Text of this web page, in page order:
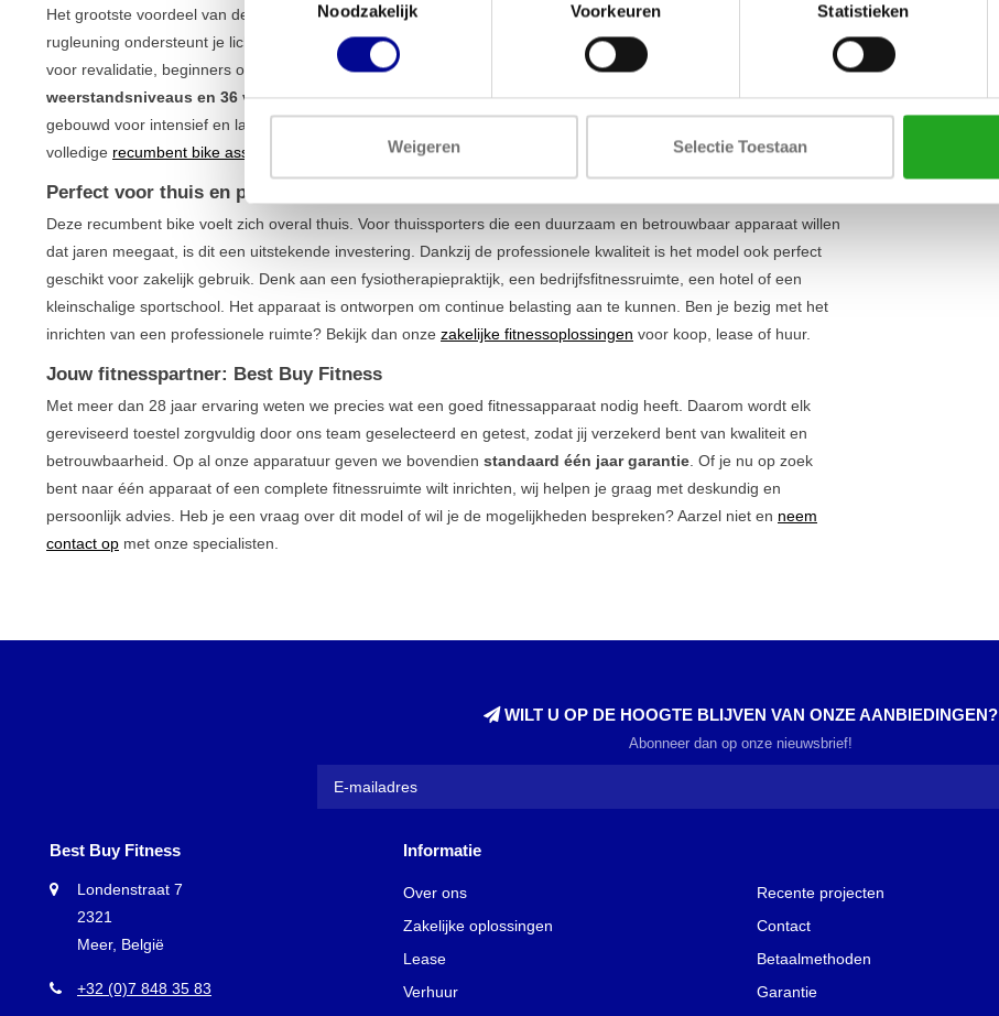
Noodzakelijk
Voorkeuren Statistieken
Weigeren Selectie Toestaan
Het grootste voordeel van de Life Fitness Integrity Recumbent Bike is het comfort. De ergonomische zitting met
rugleuning ondersteunt je lichaam, waardoor je gewrichten minimaal worden belast. Dit maakt de training ideaal
voor revalidatie, beginners of lange workouts. Maar laat je niet misleiden door het comfort: met maar liefst
weerstandsniveaus en 36 verschillende programma'sdaag je jezelf op elk niveau uit. Het ijzersterke frame is
gebouwd voor intensief en langdurig gebruik en biedt stabiliteit voor gebruikers tot 181 kg. Bekijk ook ons
volledige recumbent bike assortiment voor meer opties.
Perfect voor thuis en professioneel gebruik
Deze recumbent bike voelt zich overal thuis. Voor thuissporters die een duurzaam en betrouwbaar apparaat willen
dat jaren meegaat, is dit een uitstekende investering. Dankzij de professionele kwaliteit is het model ook perfect
geschikt voor zakelijk gebruik. Denk aan een fysiotherapiepraktijk, een bedrijfsfitnessruimte, een hotel of een
kleinschalige sportschool. Het apparaat is ontworpen om continue belasting aan te kunnen. Ben je bezig met het
inrichten van een professionele ruimte? Bekijk dan onze zakelijke fitnessoplossingen voor koop, lease of huur.
Jouw fitnesspartner: Best Buy Fitness
Met meer dan 28 jaar ervaring weten we precies wat een goed fitnessapparaat nodig heeft. Daarom wordt elk
gereviseerd toestel zorgvuldig door ons team geselecteerd en getest, zodat jij verzekerd bent van kwaliteit en
betrouwbaarheid. Op al onze apparatuur geven we bovendien standaard één jaar garantie . Of je nu op zoek
bent naar één apparaat of een complete fitnessruimte wilt inrichten, wij helpen je graag met deskundig en
persoonlijk advies. Heb je een vraag over dit model of wil je de mogelijkheden bespreken? Aarzel niet en neem
contact op met onze specialisten.
Gewicht
WILT U OP DE HOOGTE BLIJVEN VAN ONZE AANBIEDINGEN?
Abonneer dan op onze nieuwsbrief!
Best Buy Fitness
Londenstraat 7
2321
Meer, België
+32 (0)7 848 35 83
Informatie
Over ons
Zakelijke oplossingen
Lease
Verhuur
Recente projecten
Contact
Betaalmethoden
Garantie